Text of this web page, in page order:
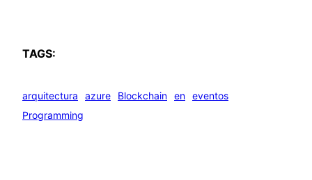
TAGS:
arquitectura azure Blockchain en eventos
Programming